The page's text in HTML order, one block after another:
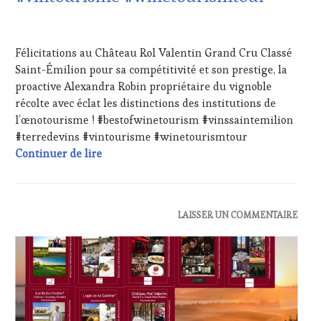
GASTRONOMIE
&
DÉGUSTATIONS,
WINE
TASTING,
MÉDIAS,
PRESSE
ÉCRITE,
RADIO,
TV,
PRODUCTEURS
TERROIR,
RESTAURATEUR,
CHEF,
CUISINIER,
ŒNOLOGUE,
2024
Félicitations au Château Rol Valentin Grand Cru Classé
Saint-Émilion pour sa compétitivité et son prestige, la
proactive Alexandra Robin propriétaire du vignoble
récolte avec éclat les distinctions des institutions de
l’œnotourisme ! #bestofwinetourism #vinssaintemilion
#terredevins #vintourisme #winetourismtour
Continuer de lireFélicitations au Château Rol Valentin
WINE
TASTING
VOUCHER
DOMAINE
VITICOLE,
LAISSER UN COMMENTAIRE